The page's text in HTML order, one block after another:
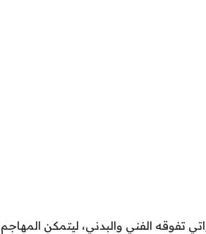
تفوقه الفني والبدني، ليتمكن